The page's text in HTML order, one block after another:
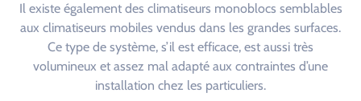
Il existe également des climatiseurs monoblocs semblables
aux climatiseurs mobiles vendus dans les grandes surfaces.
Ce type de système, s’il est efficace, est aussi très
volumineux et assez mal adapté aux contraintes d’une
installation chez les particuliers.